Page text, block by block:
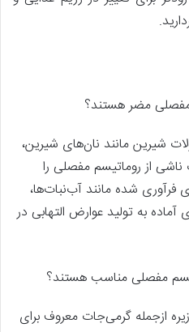
مفصلی مضر هستند؟
شیرین مانند نان‌های شیرین،
از روماتیسم مفصلی را
شده مانند آب‌نبات‌ها،
به تولید عوارض التهابی در
مفصلی مناسب هستند؟
ازجمله گرمی‌جات معروف برای